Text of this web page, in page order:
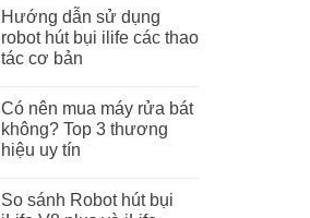
Hướng dẫn sử dụng
robot hút bụi ilife các thao
tác cơ bản
Có nên mua máy rửa bát
không? Top 3 thương
hiệu uy tín
So sánh Robot hút bụi